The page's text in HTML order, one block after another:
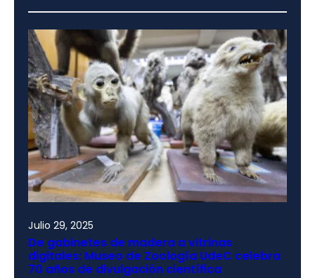
Julio 29, 2025
De gabinetes de madera a vitrinas
digitales: Museo de Zoología UdeC celebra
70 años de divulgación científica